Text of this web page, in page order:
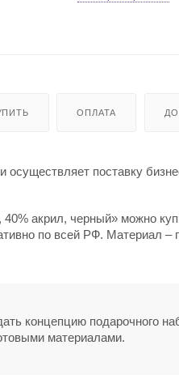
ОПЛАТА
поставку
акрил, черный» можно
по всей РФ. Материал –
концепцию подарочного
материалами.